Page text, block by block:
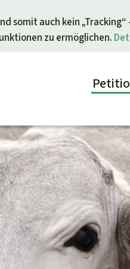
somit auch kein
zu ermöglichen.
Alle
Kids
Report
ein Thema